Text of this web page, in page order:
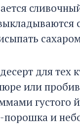
для тех
или
густого
порошка и